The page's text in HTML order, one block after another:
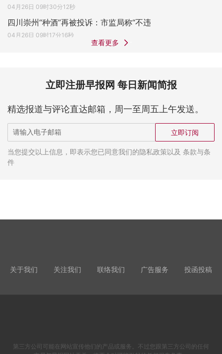
04月26日 09时30分12秒
四川崇州“种酒”再被投诉：市监局称“不违
04月26日 09时17分16秒
查看更多
立即注册早报网 每日新闻简报
精选报道与评论直达邮箱，周一至周五上午发送。
立即订阅
当您提交以上信息，即表示您已同意我们的隐私政策以及 条款与条
件
关于我们 关注我们 联络我们 广告服务 投函投稿
第三方公司可能在网站宣传他们的产品或服务。不过您跟第三方公司的任何